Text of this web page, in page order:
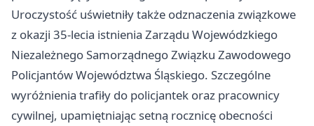
Uroczystość uświetniły także odznaczenia związkowe
z okazji 35-lecia istnienia Zarządu Wojewódzkiego
Niezależnego Samorządnego Związku Zawodowego
Policjantów Województwa Śląskiego. Szczególne
wyróżnienia trafiły do policjantek oraz pracownicy
cywilnej, upamiętniając setną rocznicę obecności